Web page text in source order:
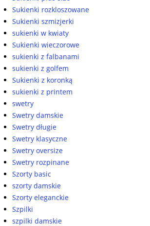
Sukienki rozkloszowane
Sukienki szmizjerki
sukienki w kwiaty
Sukienki wieczorowe
sukienki z falbanami
sukienki z golfem
Sukienki z koronką
sukienki z printem
swetry
Swetry damskie
Swetry długie
Swetry klasyczne
Swetry oversize
Swetry rozpinane
Szorty basic
szorty damskie
Szorty eleganckie
Szpilki
szpilki damskie